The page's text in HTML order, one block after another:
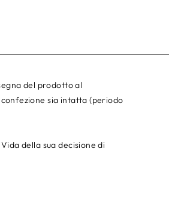
del prodotto al
sia intatta (periodo
della sua decisione di